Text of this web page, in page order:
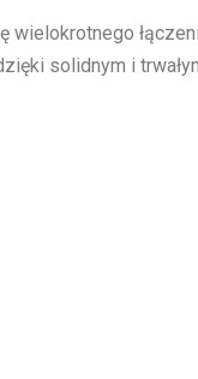
solidnym i